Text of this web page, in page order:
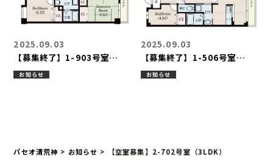
【募集終了】1-903号室
（3LDK）
2025.09.03
お知らせ
【募集終了】1-506号室
（3LDK）
2025.09.03
お知らせ
パセオ清荒神 > お知らせ > 【空室募集】2-702号室（3LDK）